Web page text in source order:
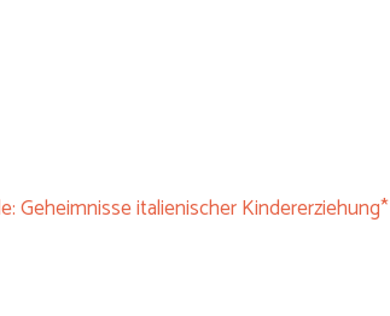
Geheimnisse italienischer Kindererziehung*